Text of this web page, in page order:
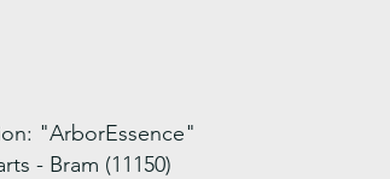
"ArborEssence"
- Bram (11150)